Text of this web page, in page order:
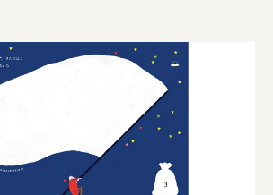
統的工芸品産業振興協会
銀行
式会社